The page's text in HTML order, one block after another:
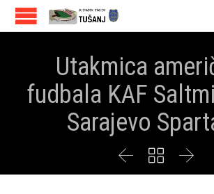
Utakmica
fudbala KAF
Sarajevo
  